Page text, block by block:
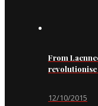
From
revolutionise
12/10/2015